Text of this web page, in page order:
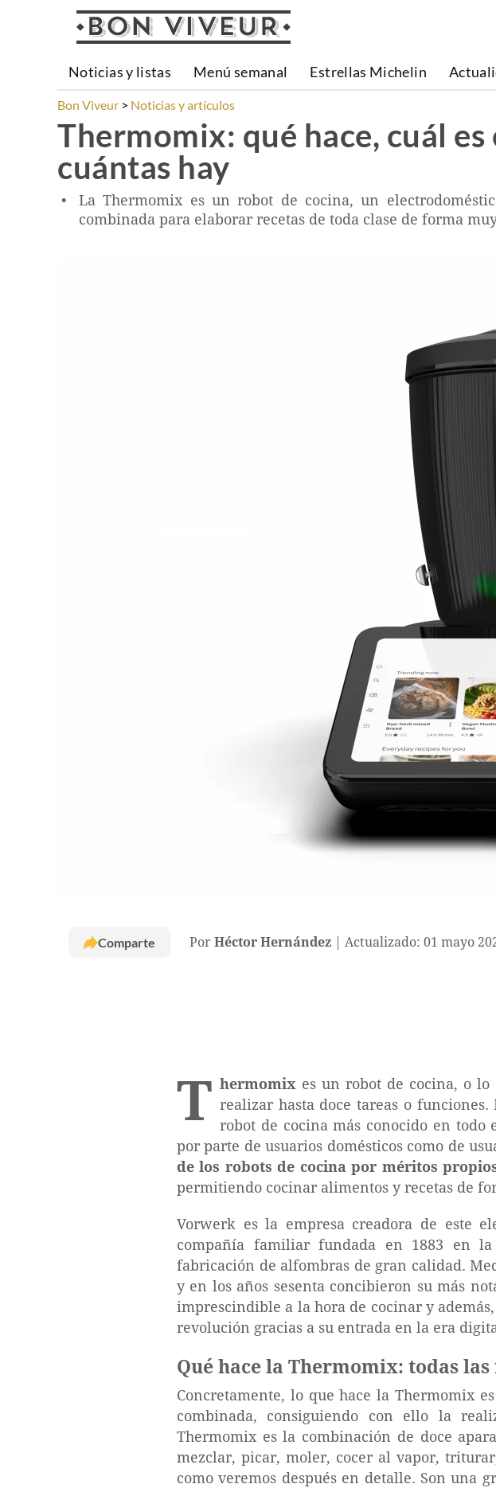
Noticias y listas Menú semanal Estrellas Michelin
Bon Viveur Noticias y artículos
Thermomix: qué hace, cuál
cuántas hay
La Thermomix es un robot de cocina, un
combinada para elaborar recetas de toda clase de forma
Comparte Por Héctor Hernández Actualizado: 01 mayo
T hermomix es un robot de cocina, o lo
realizar hasta doce tareas o
robot de cocina más conocido en
por parte de usuarios domésticos como de
de los robots de cocina por méritos
permitiendo cocinar alimentos y recetas de
Vorwerk es la empresa creadora de este
compañía familiar fundada en 1883 en
fabricación de alfombras de gran calidad.
y en los años sesenta concibieron su más
imprescindible a la hora de cocinar y
revolución gracias a su entrada en la era
Qué hace la Thermomix: todas las
Concretamente, lo que hace la Thermomix
combinada, consiguiendo con ello la
Thermomix es la combinación de doce
mezclar, picar, moler, cocer al vapor,
como veremos después en detalle. Son una